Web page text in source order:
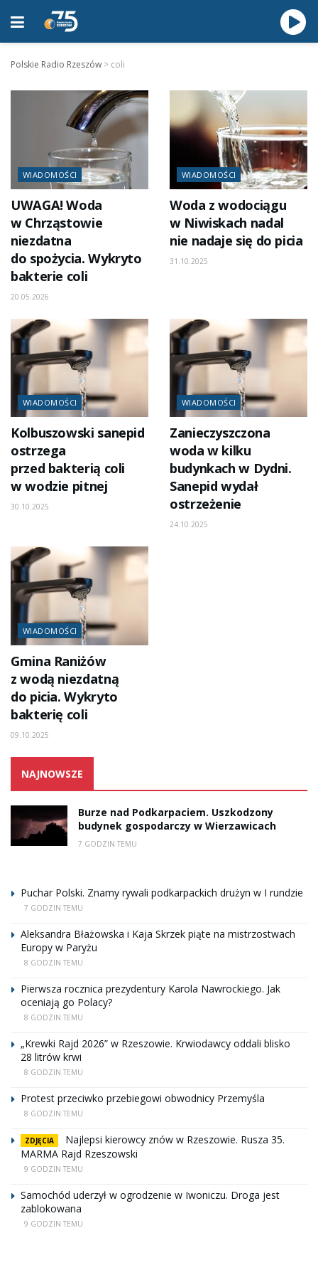
Polskie Radio Rzeszów > coli
WIADOMOŚCI
UWAGA! Woda
w Chrząstowie
niezdatna
do spożycia. Wykryto
bakterie coli
20.05.2026
WIADOMOŚCI
Woda z wodociągu
w Niwiskach nadal
nie nadaje się do picia
31.10.2025
WIADOMOŚCI
Kolbuszowski sanepid
ostrzega
przed bakterią coli
w wodzie pitnej
30.10.2025
WIADOMOŚCI
Zanieczyszczona
woda w kilku
budynkach w Dydni.
Sanepid wydał
ostrzeżenie
24.10.2025
WIADOMOŚCI
Gmina Raniżów
z wodą niezdatną
do picia. Wykryto
bakterię coli
09.10.2025
NAJNOWSZE
Burze nad Podkarpaciem. Uszkodzony
budynek gospodarczy w Wierzawicach
7 GODZIN TEMU
Puchar Polski. Znamy rywali podkarpackich drużyn w I rundzie
7 GODZIN TEMU
Aleksandra Błażowska i Kaja Skrzek piąte na mistrzostwach
Europy w Paryżu
8 GODZIN TEMU
Pierwsza rocznica prezydentury Karola Nawrockiego. Jak
oceniają go Polacy?
8 GODZIN TEMU
„Krewki Rajd 2026” w Rzeszowie. Krwiodawcy oddali blisko
28 litrów krwi
8 GODZIN TEMU
Protest przeciwko przebiegowi obwodnicy Przemyśla
8 GODZIN TEMU
ZDJĘCIA
Najlepsi kierowcy znów w Rzeszowie. Rusza 35.
MARMA Rajd Rzeszowski
9 GODZIN TEMU
Samochód uderzył w ogrodzenie w Iwoniczu. Droga jest
zablokowana
9 GODZIN TEMU